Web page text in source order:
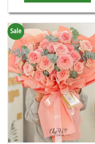
Sale